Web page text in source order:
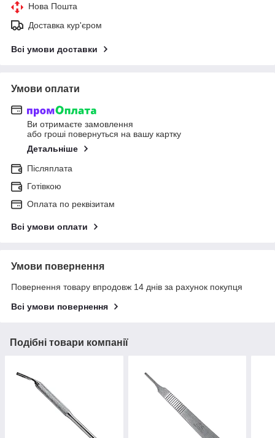
Нова Пошта
Доставка кур'єром
Всі умови доставки
Умови оплати
Ви отримаєте замовлення
або гроші повернуться на вашу картку
Детальніше
Післяплата
Готівкою
Оплата по реквізитам
Всі умови оплати
Умови повернення
Повернення товару впродовж 14 днів за рахунок покупця
Всі умови повернення
Подібні товари компанії